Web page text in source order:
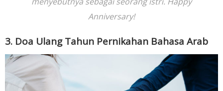
Anniversary!
3. Doa Ulang Tahun Pernikahan Bahasa Arab